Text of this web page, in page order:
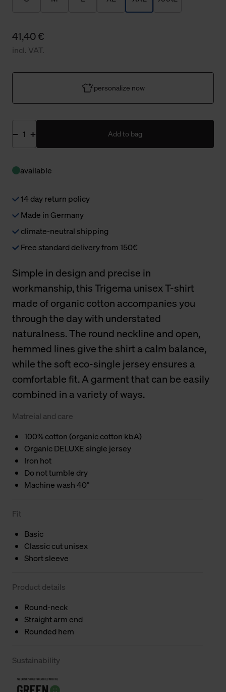
41,40 €
incl. VAT.
personalize now
Add to bag
available
14 day return policy
Made in Germany
climate-neutral shipping
Free standard delivery from 150€
Simple in design and precise in
workmanship, this Trigema unisex T-shirt
made of organic cotton accompanies you
through the day with understated
naturalness. The round neckline and open,
hemmed lines give the shirt a calm balance,
while the soft eco-single jersey ensures a
comfortable fit. A garment that can be easily
combined in a variety of ways.
Matreial and care
100% cotton (organic cotton kbA)
Organic DELUXE single jersey
Iron hot
Do not tumble dry
Machine wash 40°
Fit
Basic
Classic cut unisex
Short sleeve
Product details
Round-neck
Straight arm end
Rounded hem
Sustainability